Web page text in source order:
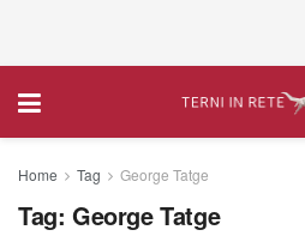
Home Tag George Tatge
Tag: George Tatge